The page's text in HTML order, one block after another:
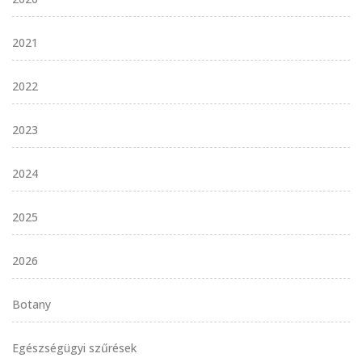
2021
2022
2023
2024
2025
2026
Botany
Egészségügyi szűrések